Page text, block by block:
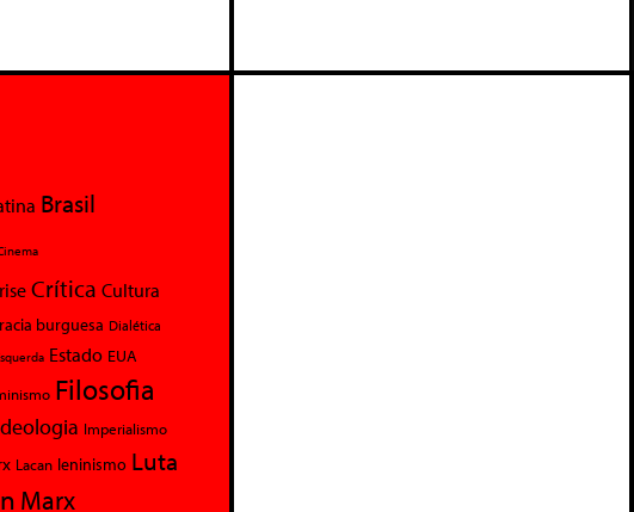
Brasil
Crítica Cultura
burguesa Dialética
Estado EUA
Filosofia
Imperialismo
Lacan leninismo Luta
Marx